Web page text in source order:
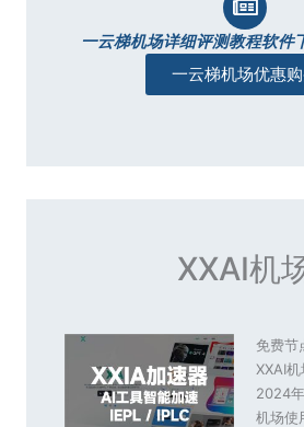
一云梯机场详细评测教程软件
一云梯机场优惠
XXAI机
免费节
XXAI
2024
机场使